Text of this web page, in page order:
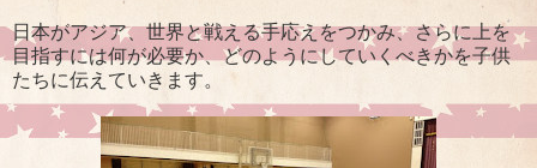
日本がアジア、世界と戦える手応えをつかみ、さらに上を
目指すには何が必要か、どのようにしていくべきかを子供
たちに伝えていきます。